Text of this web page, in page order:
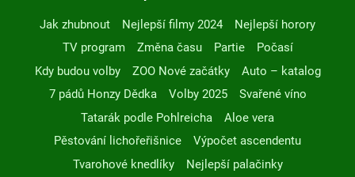
Jak zhubnout Nejlepší filmy 2024
Nejlepší horory
TV program
Změna času Partie
Počasí
Kdy budou volby
ZOO Nové začátky
Auto – katalog
7 pádů Honzy Dědka
Volby 2025
Svařené víno
Tatarák podle Pohlreicha
Aloe vera
Pěstování lichořeřišnice
Výpočet ascendentu
Tvarohové knedlíky
Nejlepší palačinky